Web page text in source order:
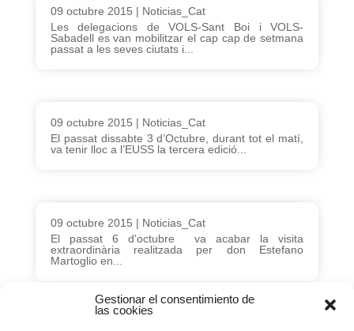
Gestionar el consentimiento de
las cookies
09 octubre 2015 | Noticias_Cat
Les delegacions de VOLS-Sant Boi i VOLS-
Sabadell es van mobilitzar el cap cap de setmana
passat a les seves ciutats i...
09 octubre 2015 | Noticias_Cat
El passat dissabte 3 d’Octubre, durant tot el matí,
va tenir lloc a l’EUSS la tercera edició...
09 octubre 2015 | Noticias_Cat
El passat 6 d'octubre va acabar la visita
extraordinària realitzada per don Estefano
Martoglio en...